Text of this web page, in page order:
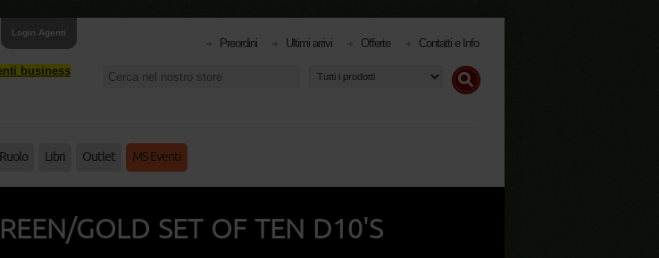
Login Agenti
business
Preordini Ultimi arrivi Offerte Contatti e Info
Libri Outlet MS Eventi
GOLD SET OF TEN D10'S